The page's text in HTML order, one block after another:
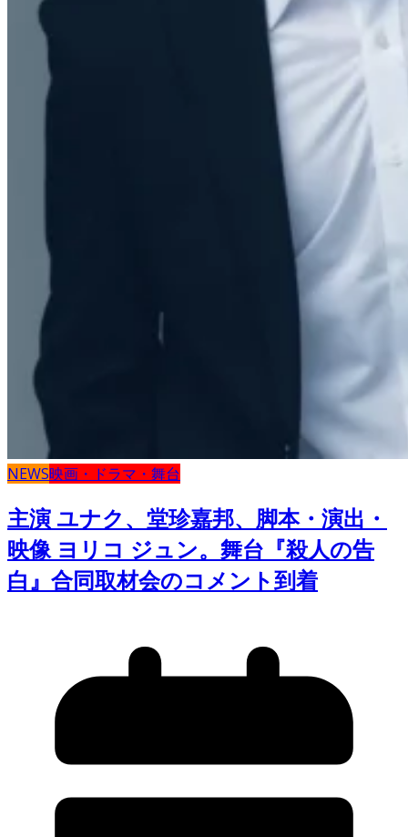
NEWS映画・ドラマ・舞台
主演 ユナク、堂珍嘉邦、脚本・演出・
映像 ヨリコ ジュン。舞台『殺人の告
白』合同取材会のコメント到着